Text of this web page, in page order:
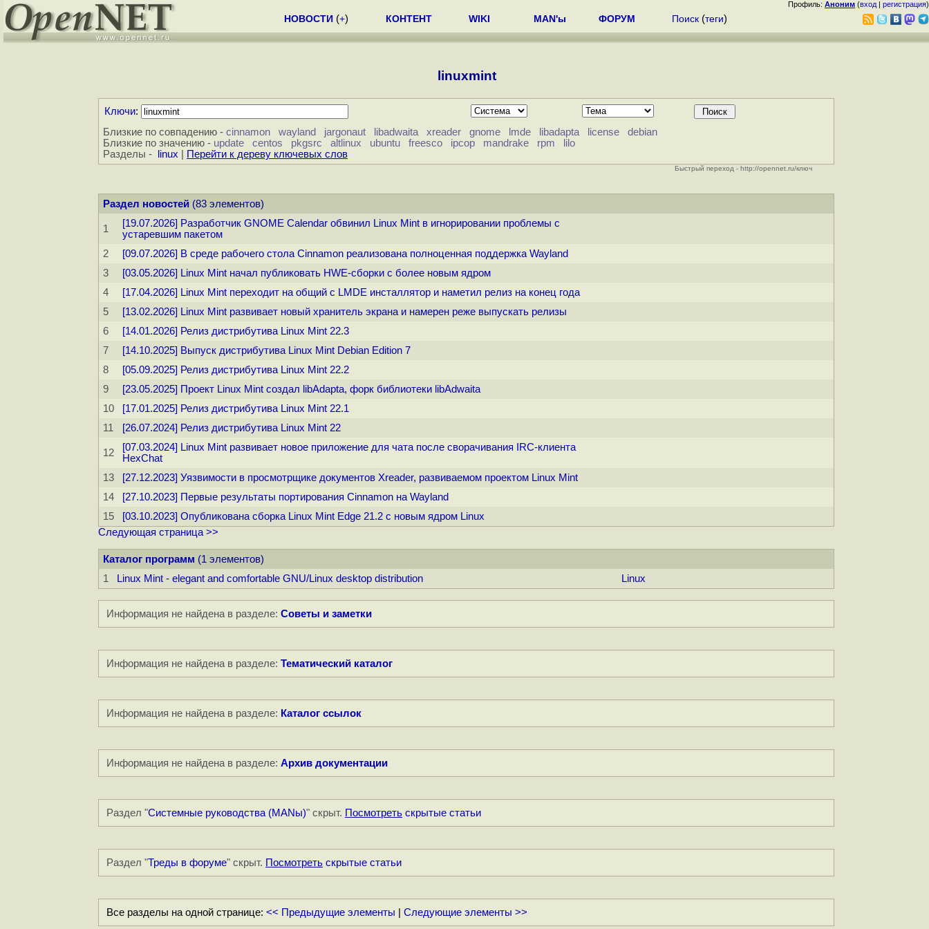
Профиль: Аноним (вход | регистрация)
НОВОСТИ (+) КОНТЕНТ WIKI MAN'ы ФОРУМ Поиск (теги)
linuxmint
Ключи:
Близкие по совпадению - cinnamon wayland jargonaut libadwaita xreader gnome lmde libadapta license
debian
Близкие по значению - update centos pkgsrc altlinux ubuntu freesco ipcop mandrake rpm
lilo
Разделы -
linux Перейти к дереву ключевых слов
Быстрый переход - http://opennet.ru/ключ
Раздел новостей (83 элементов)
1
[19.07.2026] Разработчик GNOME Calendar обвинил Linux Mint в игнорировании проблемы с
устаревшим пакетом
2
[09.07.2026] В среде рабочего стола Cinnamon реализована полноценная поддержка Wayland
3
[03.05.2026] Linux Mint начал публиковать HWE-сборки с более новым ядром
4
[17.04.2026] Linux Mint переходит на общий с LMDE инсталлятор и наметил релиз на конец года
5
[13.02.2026] Linux Mint развивает новый хранитель экрана и намерен реже выпускать релизы
6
[14.01.2026] Релиз дистрибутива Linux Mint 22.3
7
[14.10.2025] Выпуск дистрибутива Linux Mint Debian Edition 7
8
[05.09.2025] Релиз дистрибутива Linux Mint 22.2
9
[23.05.2025] Проект Linux Mint создал libAdapta, форк библиотеки libAdwaita
10
[17.01.2025] Релиз дистрибутива Linux Mint 22.1
11
[26.07.2024] Релиз дистрибутива Linux Mint 22
12
[07.03.2024] Linux Mint развивает новое приложение для чата после сворачивания IRC-клиента
HexChat
13
[27.12.2023] Уязвимости в просмотрщике документов Xreader, развиваемом проектом Linux Mint
14
[27.10.2023] Первые результаты портирования Cinnamon на Wayland
15
[03.10.2023] Опубликована сборка Linux Mint Edge 21.2 с новым ядром Linux
Следующая страница >>
Каталог программ (1 элементов)
1
Linux Mint - elegant and comfortable GNU/Linux desktop distribution Linux
Информация не найдена в разделе: Советы и заметки
Информация не найдена в разделе: Тематический каталог
Информация не найдена в разделе: Каталог ссылок
Информация не найдена в разделе: Архив документации
Раздел "Системные руководства (MANы)" скрыт. Посмотреть скрытые статьи
Раздел "Треды в форуме" скрыт. Посмотреть скрытые статьи
Все разделы на одной странице: << Предыдущие элементы Следующие элементы >>